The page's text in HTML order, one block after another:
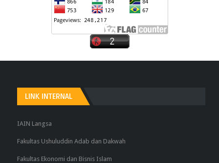
LINK INTERNAL
IAIN Langsa
Fakultas Ushuluddin Adab dan Dakwah
Fakultas Ekonomi dan Bisnis Islam